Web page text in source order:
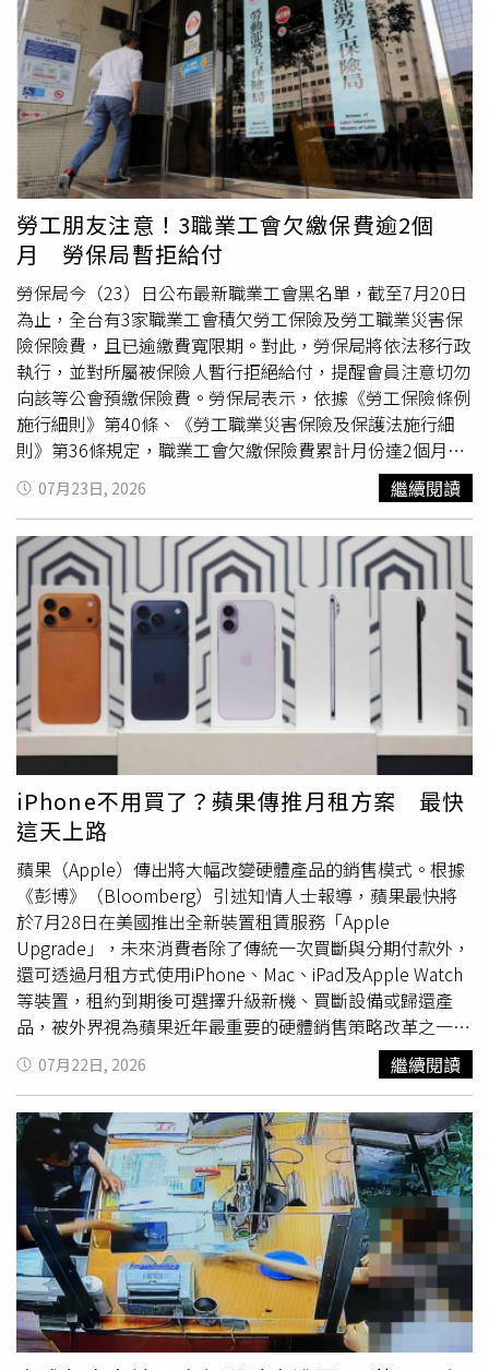
制式流程，而是要求保險公司真正落實瞭解客戶、商品適合
度、脆弱性評估、資金來源檢核及投保權益保障措施。高齡
者可以投保，但必須真正理解；金融機構可以銷售，但必須
證明適合；業務員可以提供規劃，但不能用投資、節稅、貸
款週轉或保費融資話術模糊保險本質。保險的本質是風險管
理，不應成為高齡者晚年最大的風險來源。
在死亡的瞬間，其法律上的權利能力、行為能力以及生前對
他人的委託授權關係便會立即終止歸零。因此，不論死者生
前是否有口頭交代，或是長期將金融存摺交由特定家屬保
管，親屬在死者離世後均無權繼續以其名義製作文書或辦理
金融業務。凡未經合法授權而以先人名義簽名或蓋章提領存
款，可能構成偽造私文書罪，即便主觀上沒有侵占遺產的惡
意，也無法直接排除刑事責任的成立，僅能作為法官量刑時
爭取減刑的參考依據。為避免觸法，蘇律師建議，家屬應先
辦理死亡登記並取得除戶謄本，接著向國稅局申報遺產稅，
順利取得免稅或繳清證明書後，再由全體合法繼承人共同至
金融機構簽名辦理繼承提領手續。如此方能確保所有財產處
分過程公開透明，不僅符合法規的要求，也能有效防範親屬
間因對財產處置方式產生疑慮而爆發訴訟紛爭。考量到家屬
辦理喪事確實有急用現金的實際需求，蘇律師提到，目前部
分金融機構已提供彈性的便民應變機制。對於一定金額以下
的存款（如部分銀行規定20萬元以下），在符合相關條件下
可免附國稅局完稅證明，只需經過全體繼承人一致同意即可
辦理提領；甚至有部分金融機構開放3萬元以下的微額存
款，允許單一繼承人提出申請，但申請人仍須檢具全體繼承
人簽署同意的切結書，藉此在法規遵循與民眾實務需求之間
取得適度平衡。此外，若想讓身後財產管理更加順暢並預防
家族紛爭，蘇律師建議，民眾可在生前立下合法有效的遺
囑，並於遺囑中明確指定信賴的「遺囑執行人」。這如同為
家人留下處理財產的合法憑證，當立遺囑人離世後，遺囑執
行人即可依據法律授權順利接管財產，依法辦理帳戶管理、
遺產稅申報及遺產分配等事項，繼承人便無需因一時心急而
冒險違法取款，也能避免其他親友產生猜忌而提告。最後，
蘇律師特別提醒，處理家族財產與親情事務時不能怕麻煩，
切莫貪圖便利或抱持僥倖心態而嘗試走捷徑。唯有嚴格遵循
法定流程辦理，並善用遺囑與法律機制，才能真正保護自己
與家人，避免讓處理善後美意演變成刑事罪名，實現圓滿妥
善的身後事安排。
勞工朋友注意！3職業工會欠繳保費逾2個
月 勞保局暫拒給付
勞保局今（23）日公布最新職業工會黑名單，截至7月20日
為止，全台有3家職業工會積欠勞工保險及勞工職業災害保
險保險費，且已逾繳費寬限期。對此，勞保局將依法移行政
執行，並對所屬被保險人暫行拒絕給付，提醒會員注意切勿
向該等公會預繳保險費。勞保局表示，依據《勞工保險條例
施行細則》第40條、《勞工職業災害保險及保護法施行細
則》第36條規定，職業工會欠繳保險費累計月份達2個月
者，不得繼續預收保險費。依上開規定，大台南宗教服務職
業工會、基隆市雕刻業職業工會及桃園市公寓大廈管理服務
職業工會3家職業工會已不得繼續預收保險費。勞保局強
調，工會人員若涉違法情事即移送檢調單位偵辦，侵占保險
費行為已犯刑法業務侵占罪，經法院判決將處有期徒刑，並
沒收全數犯罪所得，請工會人員切勿以身試法。勞保局說
明，各職業工會每月向會員收取之保險費，如未依《勞工保
險條例》、《勞工職業災害保險及保護法》規定期限彙繳至
勞保局，其所屬會員被保險人申請各項給付將遭暫行拒絕給
付，影響權益至鉅。另外，為保障勞工權益，被保險人如能
提供已向工會繳納保險費的相關證明（如：繳費收據、匯款
單），足資證明其個人應繳之保險費及滯納金已繳納於工
會，勞保局即會發給給付；至於無法提供繳費收據或匯款單
等證明者，則協調其繳清 個人應負擔部分之保險費後發給，
以確保被保險人請領各項保險給付之權益。勞保局進一步補
充，職業工會會員除須關心所屬工會財務運作、積極參與工
會活動及會員大會外，應於繳納保險費時，請工會開具正式
繳費收據並妥善留存，以備日後保障權益之用。工會理、監
事亦應加強管理監督工會業務，並提供工會會員有關工會財
務管理是否正常運作之相關資訊，共同維護工會及會員權
益。
07月23日, 2026 繼續閱讀
iPhone不用買了？蘋果傳推月租方案 最快
這天上路
蘋果（Apple）傳出將大幅改變硬體產品的銷售模式。根據
《彭博》（Bloomberg）引述知情人士報導，蘋果最快將
於7月28日在美國推出全新裝置租賃服務「Apple
Upgrade」，未來消費者除了傳統一次買斷與分期付款外，
還可透過月租方式使用iPhone、Mac、iPad及Apple Watch
等裝置，租約到期後可選擇升級新機、買斷設備或歸還產
品，被外界視為蘋果近年最重要的硬體銷售策略改革之一。
蘋果傳攜手Klarna推出Apple Upgrade租賃方案，提供升
級、買斷或歸還裝置等多元選擇。（示意圖／達志／美聯
社）綜合《彭博》及其他外媒報導，新服務將由蘋果攜手瑞
典金融科技公司Klarna合作，Klarna負責提供融資服務。消
費者完成軟性信用審核後，即可透過Apple Store實體門市
及官方線上商店申辦租賃方案，以較低的月付金額取得裝
置，不必一次支付高額購機費用，也讓換機方式更加彈性。
依目前規劃，iPhone與Apple Watch租期為24個月，Mac及
iPad則為36個月。租約期間，使用者可提前 繳清剩餘款項、
在合約尚未到期前升級至新機，也可於租約結束後直接買斷
裝置，或將設備歸還，相較現有分期付款方案提供更多選
擇。《彭博》指出，蘋果計畫將Apple Upgrade定位為比現
07月22日, 2026 繼續閱讀